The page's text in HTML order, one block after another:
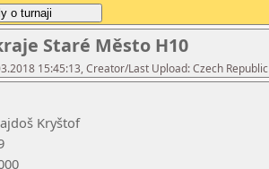
Staré Město H10
15:45:13, Creator/Last Upload: Czech
Kryštof